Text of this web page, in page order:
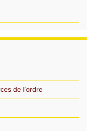
de l’ordre